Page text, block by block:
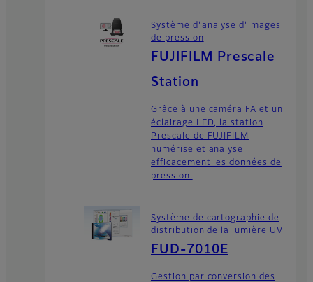
Système d'analyse d'images
de pression
FUJIFILM Prescale
Station
Grâce à une caméra FA et un
éclairage LED, la station
Prescale de FUJIFILM
numérise et analyse
efficacement les données de
pression.
Système de cartographie de
distribution de la lumière UV
FUD-7010E
Gestion par conversion des